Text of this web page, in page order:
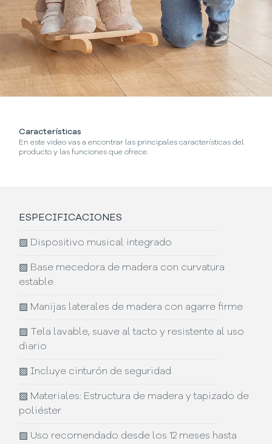
Características
En este video vas a encontrar las principales características del
producto y las funciones que ofrece.
ESPECIFICACIONES
▨ Dispositivo musical integrado
▨ Base mecedora de madera con curvatura
estable
▨ Manijas laterales de madera con agarre firme
▨
Tela lavable, suave al tacto y resistente al uso
diario
▨Incluye cinturón de seguridad
▨ Materiales: Estructura de madera y tapizado de
poliéster
▨ Uso recomendado desde los 12 meses hasta